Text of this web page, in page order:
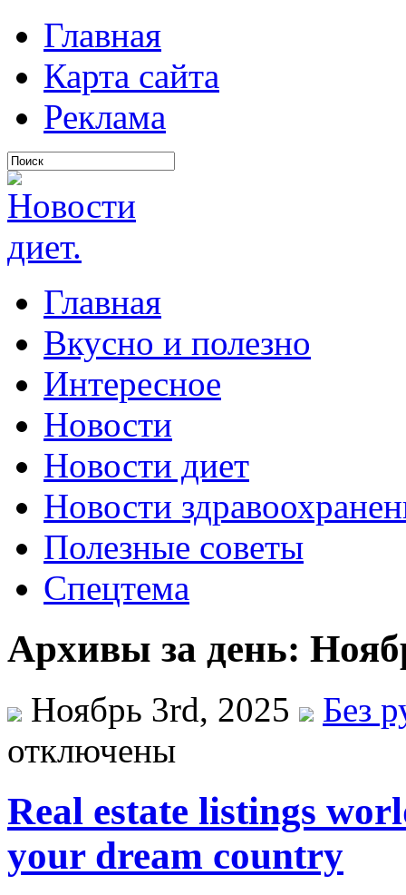
Главная
Карта сайта
Реклама
Главная
Вкусно и полезно
Интересное
Новости
Новости диет
Новости
Полезные советы
Спецтема
Архивы за день:
Ноябрь 3rd, 2025
Без
отключены
Real estate listings
your dream country